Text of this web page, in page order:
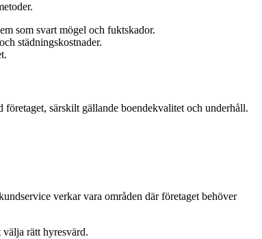
som svart mögel och fuktskador.
städningskostnader.
företaget, särskilt gällande boendekvalitet och underhåll.
verkar vara områden där företaget behöver
rätt hyresvärd.